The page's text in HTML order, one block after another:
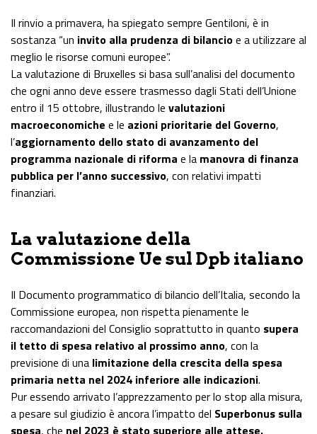
Il rinvio a primavera, ha spiegato sempre Gentiloni, è in
sostanza “un invito alla prudenza di bilancioe a utilizzare al
meglio le risorse comuni europee”.
La valutazione di Bruxelles si basa sull’analisi del documento
che ogni anno deve essere trasmesso dagli Stati dell’Unione
entro il 15 ottobre, illustrando le valutazioni
macroeconomiche e le azioni prioritarie del Governo,
l’aggiornamento dello stato di avanzamento del
programma nazionale di riforma e la manovra di finanza
pubblica per l’anno successivo, con relativi impatti
finanziari.
La valutazione della
Commissione Ue sul Dpb italiano
Il Documento programmatico di bilancio dell’Italia, secondo la
Commissione europea, non rispetta pienamente le
raccomandazioni del Consiglio soprattutto in quanto supera
il tetto di spesa relativo al prossimo anno, con la
previsione di una limitazione della crescita della spesa
primaria netta nel 2024 inferiore alle indicazioni.
Pur essendo arrivato l’apprezzamento per lo stop alla misura,
a pesare sul giudizio è ancora l’impatto del Superbonus sulla
spesa, che nel 2023 è stato superiore alle attese.